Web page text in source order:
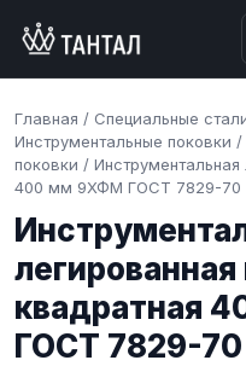
Главная / Специальные
Инструментальные поковки /
поковки / Инструментальная
400 мм 9ХФМ ГОСТ 7829-70
легированная
квадратная
ГОСТ 7829-70